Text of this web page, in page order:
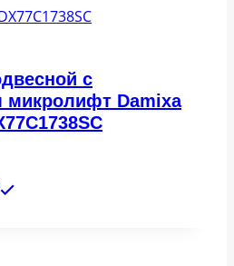
с
микролифт Damixa